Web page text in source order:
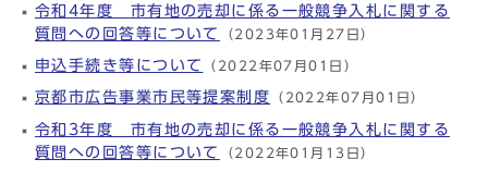
令和4年度 市有地の売却に係る一般競争入札に関する
質問への回答等について
（2023年01月27日）
申込手続き等について （2022年07月01日）
京都市広告事業市民等提案制度 （2022年07月01日）
令和3年度 市有地の売却に係る一般競争入札に関する
質問への回答等について
（2022年01月13日）